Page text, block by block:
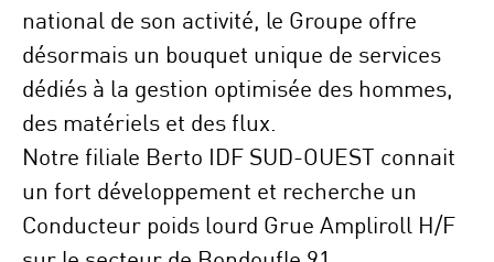
national de son activité, le Groupe offre
désormais un bouquet unique de services
dédiés à la gestion optimisée des hommes,
des matériels et des flux.
Notre filiale Berto IDF SUD-OUEST connait
un fort développement et recherche un
Conducteur poids lourd Grue Ampliroll H/F